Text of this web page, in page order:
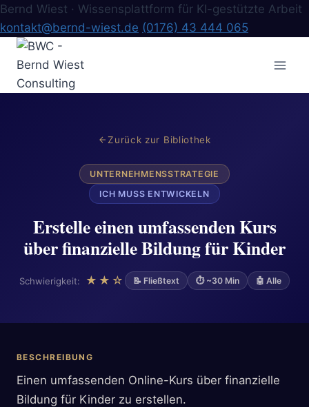
Bernd Wiest · Wissensplattform für KI-gestützte Arbeit
kontakt@bernd-wiest.de (0176) 43 444 065
Zum
Inhalt
springen
Zurück zur Bibliothek
UNTERNEHMENSSTRATEGIE
ICH MUSS ENTWICKELN
Erstelle einen umfassenden Kurs
über finanzielle Bildung für Kinder
Schwierigkeit: ★★☆ 📝 Fließtext ⏱ ~30 Min 🤖 Alle
BESCHREIBUNG
Einen umfassenden Online-Kurs über finanzielle
Bildung für Kinder zu erstellen.